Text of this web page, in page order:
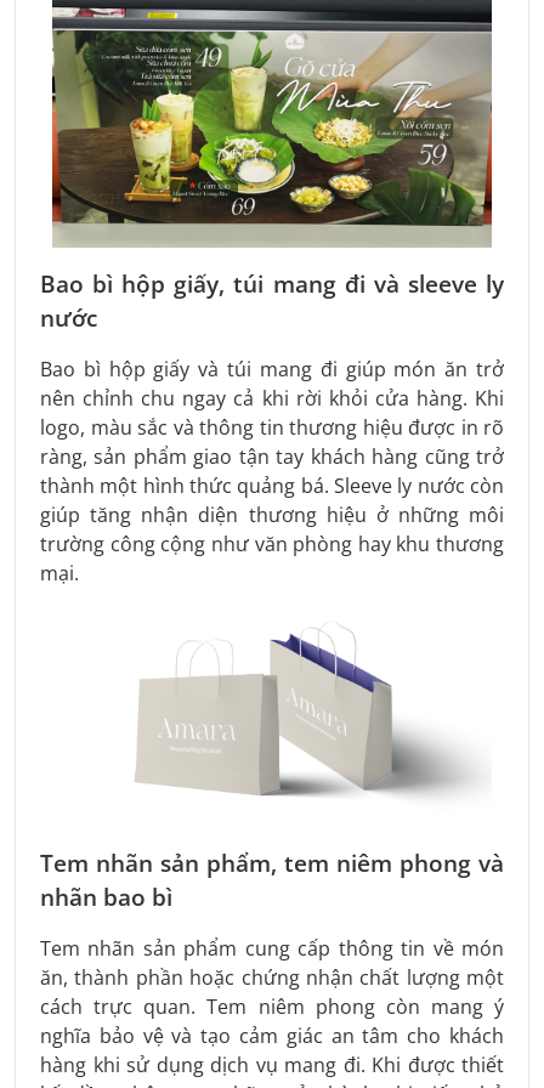
Bao bì hộp giấy, túi mang đi và sleeve ly
nước
Bao bì hộp giấy và túi mang đi giúp món ăn trở
nên chỉnh chu ngay cả khi rời khỏi cửa hàng. Khi
logo, màu sắc và thông tin thương hiệu được in rõ
ràng, sản phẩm giao tận tay khách hàng cũng trở
thành một hình thức quảng bá. Sleeve ly nước còn
giúp tăng nhận diện thương hiệu ở những môi
trường công cộng như văn phòng hay khu thương
mại.
Tem nhãn sản phẩm, tem niêm phong và
nhãn bao bì
Tem nhãn sản phẩm cung cấp thông tin về món
ăn, thành phần hoặc chứng nhận chất lượng một
cách trực quan. Tem niêm phong còn mang ý
nghĩa bảo vệ và tạo cảm giác an tâm cho khách
hàng khi sử dụng dịch vụ mang đi. Khi được thiết